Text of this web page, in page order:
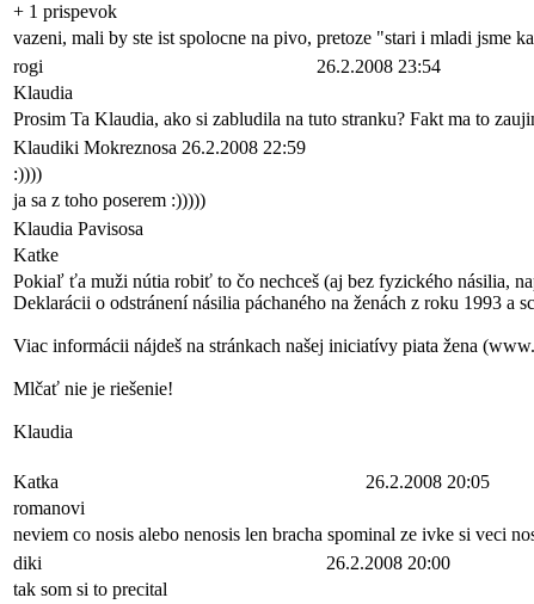
+ 1 prispevok
vazeni, mali by ste ist spolocne na pivo, pretoze "stari i mladi jsme
rogi
26.2.2008 23:54
Klaudia
Prosim Ta Klaudia, ako si zabludila na tuto stranku? Fakt ma to
Klaudiki Mokreznosa 26.2.2008 22:59
:))))
ja sa z toho poserem :)))))
Klaudia Pavisosa
Katke
Pokiaľ ťa muži nútia robiť to čo nechceš (aj bez fyzického násilia,
Deklarácii o odstránení násilia páchaného na ženách z roku 1993 a
Viac informácii nájdeš na stránkach našej iniciatívy piata žena
Mlčať nie je riešenie!
Klaudia
Katka
26.2.2008 20:05
romanovi
neviem co nosis alebo nenosis len bracha spominal ze ivke si veci
diki
26.2.2008 20:00
tak som si to precital